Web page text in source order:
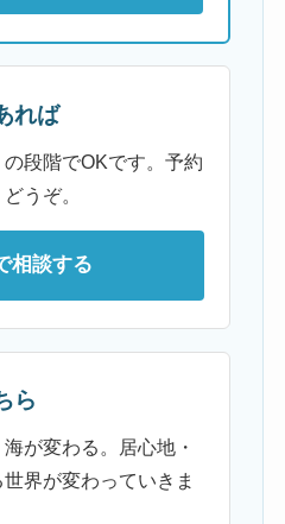
れば
の段階でOKです。予約
うぞ。
相談する
ら
が変わる。居心地・
界が変わっていきま